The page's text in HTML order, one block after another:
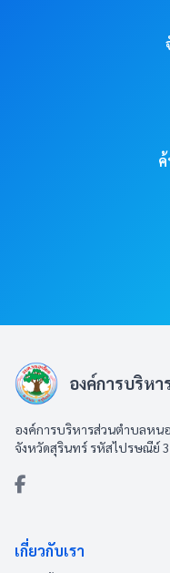
องค์การบริห
องค์การบริหารส่วนตำบลหน
จังหวัดสุรินทร์ รหัสไปรษณีย์
เกี่ยวกับเรา